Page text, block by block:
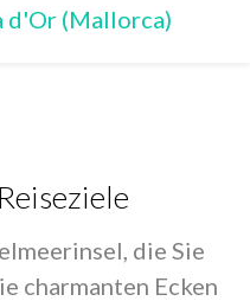
d'Or (Mallorca)
die Sie
charmanten Ecken